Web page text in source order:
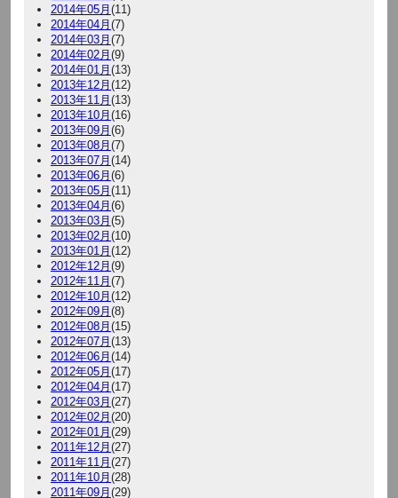
2014年05月(11)
2014年04月(7)
2014年03月(7)
2014年02月(9)
2014年01月(13)
2013年12月(12)
2013年11月(13)
2013年10月(16)
2013年09月(6)
2013年08月(7)
2013年07月(14)
2013年06月(6)
2013年05月(11)
2013年04月(6)
2013年03月(5)
2013年02月(10)
2013年01月(12)
2012年12月(9)
2012年11月(7)
2012年10月(12)
2012年09月(8)
2012年08月(15)
2012年07月(13)
2012年06月(14)
2012年05月(17)
2012年04月(17)
2012年03月(27)
2012年02月(20)
2012年01月(29)
2011年12月(27)
2011年11月(27)
2011年10月(28)
2011年09月(29)